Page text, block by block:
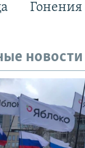
новости